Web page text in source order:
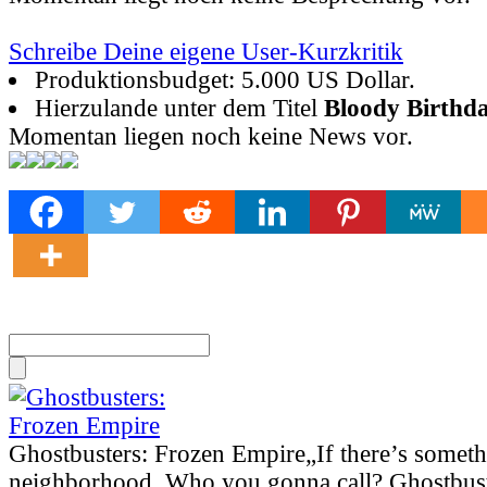
Schreibe Deine eigene User-Kurzkritik
Produktionsbudget: 5.000 US Dollar.
Hierzulande unter dem Titel Bloody
Momentan liegen noch keine News vor.
Ghostbusters: Frozen Empire„If there’s